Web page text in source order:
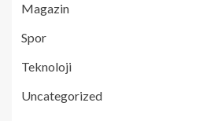
Magazin
Spor
Teknoloji
Uncategorized